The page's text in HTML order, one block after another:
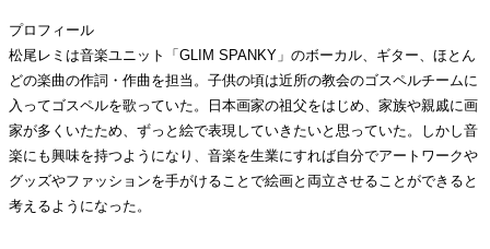
プロフィール
松尾レミは音楽ユニット「GLIM SPANKY」のボーカル、ギター、ほとん
どの楽曲の作詞・作曲を担当。子供の頃は近所の教会のゴスペルチームに
入ってゴスペルを歌っていた。日本画家の祖父をはじめ、家族や親戚に画
家が多くいたため、ずっと絵で表現していきたいと思っていた。しかし音
楽にも興味を持つようになり、音楽を生業にすれば自分でアートワークや
グッズやファッションを手がけることで絵画と両立させることができると
考えるようになった。